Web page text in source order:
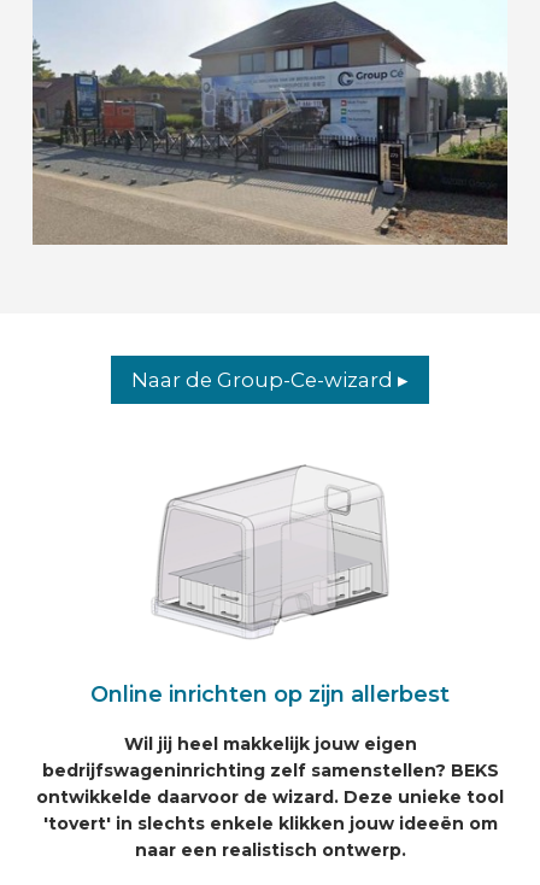
Naar de Group-Ce-wizard ▸
Online inrichten op zijn allerbest
Wil jij heel makkelijk jouw eigen
bedrijfswageninrichting zelf samenstellen? BEKS
ontwikkelde daarvoor de wizard. Deze unieke tool
'tovert' in slechts enkele klikken jouw ideeën om
naar een realistisch ontwerp.